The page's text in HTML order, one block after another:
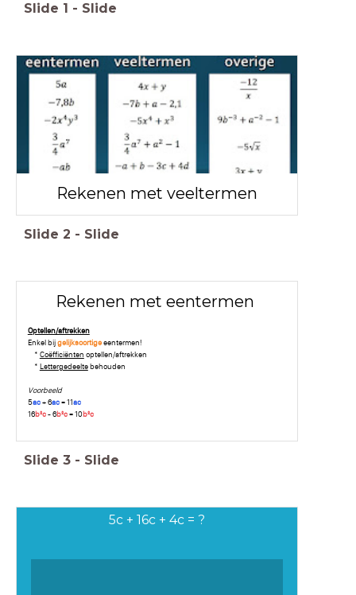
Slide 1 - Slide
Rekenen met veeltermen
Slide 2 - Slide
Rekenen met eentermen
Optellen/aftrekken
Enkel bijgelijksoortigeeentermen!
* Coëfficiënten optellen/aftrekken
* Lettergedeeltebehouden
Voorbeeld
5ac+ 6ac= 11ac
16b²c- 6b²c= 10b²c
Slide 3 - Slide
5c + 16c + 4c = ?